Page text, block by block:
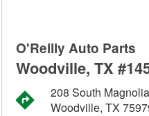
O'Reilly Auto Parts
Woodville, TX
208 South
Woodville, TX